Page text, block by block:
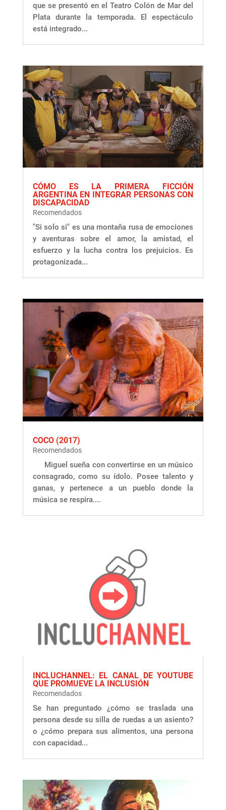
que se presentó en el Teatro Colón de Mar del
Plata durante la temporada. El espectáculo
está integrado...
CÓMO ES LA PRIMERA FICCIÓN
ARGENTINA EN INTEGRAR PERSONAS CON
DISCAPACIDAD
Recomendados
"Si solo si" es una montaña rusa de emociones
y aventuras sobre el amor, la amistad, el
esfuerzo y la lucha contra los prejuicios. Es
protagonizada...
COCO (2017)
Recomendados
Miguel sueña con convertirse en un músico
consagrado, como su ídolo. Posee talento y
ganas, y pertenece a un pueblo donde la
música se respira....
INCLUCHANNEL: EL CANAL DE YOUTUBE
QUE PROMUEVE LA INCLUSIÓN
Recomendados
Se han preguntado ¿cómo se traslada una
persona desde su silla de ruedas a un asiento?
o ¿cómo prepara sus alimentos, una persona
con capacidad...